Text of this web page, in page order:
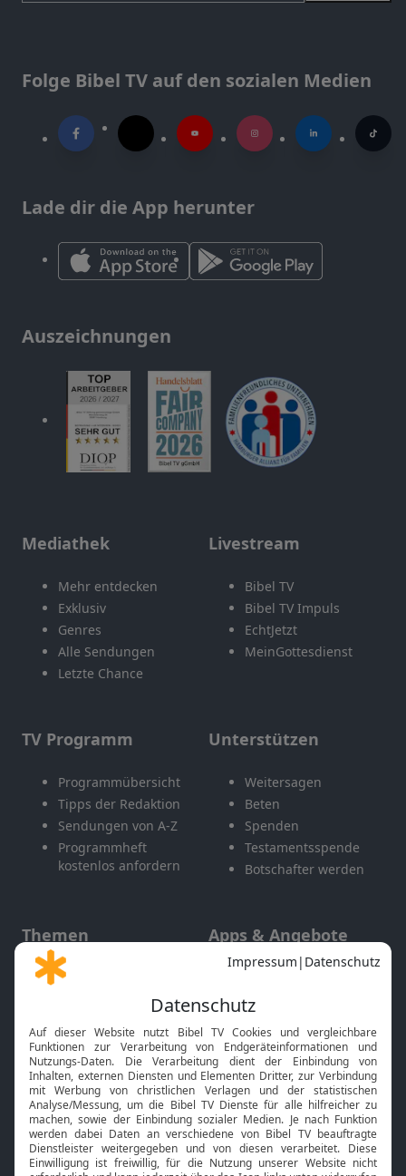
Folge Bibel TV auf den sozialen Medien
Lade dir die App herunter
Auszeichnungen
Mediathek
Mehr entdecken
Exklusiv
Genres
Alle Sendungen
Letzte Chance
Livestream
Bibel TV
Bibel TV Impuls
EchtJetzt
MeinGottesdienst
TV Programm
Programmübersicht
Tipps der Redaktion
Sendungen von A-Z
Programmheft
kostenlos anfordern
Unterstützen
Weitersagen
Beten
Spenden
Testamentsspende
Botschafter werden
Themen
Gott und Bibel erklärt
Neuigkeiten
Apps & Angebote
Mobile App
Smart TV
HbbTV
Bibelthek Online-Bibel
Nächster Gottesdienst